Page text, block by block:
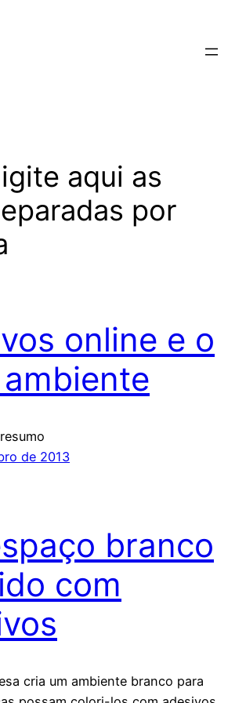
aqui as
por
online e o
de 2013
branco
com
cria um ambiente branco para